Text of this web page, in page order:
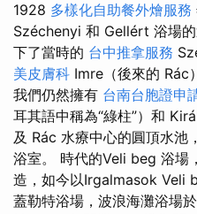
1928 多樣化自助餐外燴服務
Széchenyi 和 Gellért 浴場
下了當時的 台中推拿服務
美皮膚科 Imre（後來的 Rác
我們仍然擁有 台南台胞證申
耳其語中稱為“綠柱”）和
及 Rác 水療中心的圓頂水池
浴室。 時代的Veli beg 浴
造，如今以Irgalmasok Veli
蓋勒特浴場，波浪海灘浴場